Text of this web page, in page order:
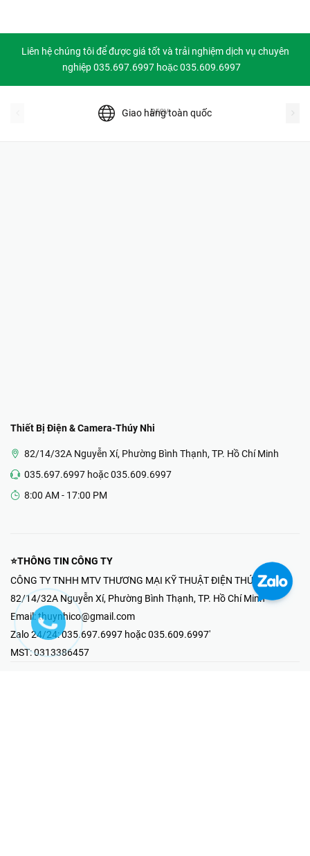
Liên hệ chúng tôi để được giá tốt và trải nghiệm dịch vụ chuyên
nghiệp 035.697.6997 hoặc 035.609.6997
Giao hàng toàn quốc
prev
Thiết Bị Điện & Camera-Thúy Nhi
82/14/32A Nguyễn Xí, Phường Bình Thạnh, TP. Hồ Chí Minh
035.697.6997 hoặc 035.609.6997
8:00 AM - 17:00 PM
⭐THÔNG TIN CÔNG TY
CÔNG TY TNHH MTV THƯƠNG MẠI KỸ THUẬT ĐIỆN THÚY NHI
82/14/32A Nguyễn Xí, Phường Bình Thạnh, TP. Hồ Chí Minh
Email: thuynhico@gmail.com
Zalo 24/24:035.697.6997 hoặc 035.609.6997'
MST:0313386457